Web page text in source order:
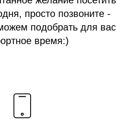
просто позвоните -
подобрать для вас
время:)